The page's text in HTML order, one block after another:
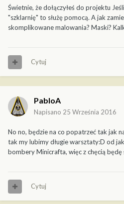
Świetnie, że dołączyłeś do projektu
"szklarnię" to służę pomocą. A jak
skomplikowane malowania? Maski?
Cytuj
PabloA
Napisano 25 Września 2016
No no, będzie na co popatrzeć tak jak
tak my lubimy długie warsztaty:D od
bombery Minicrafta, więc z chęcią będę
Cytuj